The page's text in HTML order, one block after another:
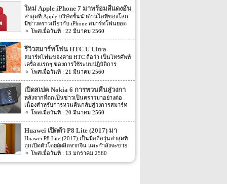
นี้เราจะมารีวิวให้ท่านได้รู้จักกับ Nubia M2
ที่มีจุดขายตรงกล้องหน้าที่มาเป็นคู่ นอกจาก
กล้องหน้าที่มาเป็นคู่แล้วยังมีส่วนอื่นๆ ที่น่า
สนใจอีก Nubia M2 ใช้กล้องหน้าแบบคู่ที่มี
ความละเอียดสูงถึง 13MP มีรูรับแสง f 2.2
กล้องหน้าสำหรับการเซลฟี่มีความละเอียด
16MP พร้อมกับรูรับแสง f/2.0 กล้องหน้า
สามารถจับภาพได้กว้างถึง 80 องศา นั้นจะ
ทำให้การถ่ายรูปเซลฟี่ได้กว้างมากยิ่งขึ้น
หน้าจอเป็นแบบ AMOLED มีความละเอียดสูง
ถึง 1080p ขนาด 5.5 นิ้ว ระบบประมวลผล
การทำงานจะเป็นชิปเซ็ต Snapdragon 625
เป็นชิปประมวลผลของ Qualcomm ใช้ RAM
4GB หน่วยความจำมีให้เลือกอยู่ 2 ขนาด คือ
[…]
ใหม่ Apple iPhone 7 มาพร้อมสีแดงอัน
ร้อนแรง
ล่าสุดที่ Apple บริษัทชั้นนำด้านไอทีของโลก
มีข่าวคราวเกี่ยวกับ iPhone สมาร์ทโฟนยอด
ฮิตในประเทศไทยและทั่วโลก และในช่วงที่
อาจจะพลาดโอกาสได้สัมผัสเทคโนโลยีอัน
ทันสมัยในคราวนั้น แต่ก็ถือว่า เป็นความโชค
ดีที่คุณกำลังจะได้สัมผัสกับ iPhone 7 ที่มา
พร้อมการออกแบบสีของบอดี้ด้วยสีแดงอัน
ร้อนแรง เร้าใจแบบสุดๆ ทำให้สาวกของ
Apple กระเป๋าสั่นกันเลยทีเดียว การออกแบบ
iPhone 7 สีแดง ได้แรงบันดาลใจมาจากการ
กุศลของ iGadget ซึ่งปกติแล้ว การปรับแต่ง
Apple จะให้บริษัทข้างนอกช่วยในการปรับ
แต่งให้ แต่บอดี้นี้สีนี้ Apple ลงแรงปรับแต่งเอง
สีแดงอันร้อนแรง Apple จะจับความร้อนแรง
ลงไปใน iPhone 7 และ iPhone 7 Plus ทาง
บริษัท Apple ได้กำหนดวันจำหน่ายในวันศุกร์
ที่ 24 มีนาคม 2560 ที่จะถึงนี้ เวลาในการเปิด
ขายเป็นเวลาช่วงเช้าประมาณ 8.01 น. (เป็น
เวลาในฝั่งประเทศแถบแปซิฟิก) การเปิดตัว
22 มีนาคม 2560
รีวิวสมาร์ทโฟน HTC U Ultra
สมาร์ทโฟนของค่าย HTC ถือว่า เป็นโทรศัพท์
เครื่องแรกๆ ของการใช้ระบบปฏิบัติการ
Android หลายคนน่าจะจำได้ ในช่วงนั้นมี
Bird ที่ฮิตกันทั่วบ้านทั่วเมือง สมาร์ทโฟนหนึ่ง
ในที่สามารถเล่นเกมส์ Angry Bird นี้ได้ ก็คือ
สมาร์ทโฟนจากค่าย HTC หลังจากนั้น HTC
ก็ได้มีการพัฒนาสมาร์ทโฟนขึ้นมาอีก
มากมาย ล่าสุดได้เตรียมปล่อยรุ่นใหม่ อย่าง
HTC U Ultra HTC U Ultra มาพร้อมกับหน้า
จอ Super LCD5 มีขนาด 5.7 นิ้ว หน้าจอเป็น
แบบ Gorilla Glass 5 ซึ่งเป็นหน้าจอใหม่ที่
สามารถป้องกันรอยขีดข่วนได้ ความละเอียด
ของภาพสูงถึง 1,040 X 2,560 พิกเซล
(513ppi) ใช้ชิปประมวลผล Snapdragon 820
ที่มีความเร็วให้เลือกถึง 2 แบบ คือ 2.15GHz
21 มีนาคม 2560
เปิดสเปค Nokia 6 การหวนคืนสู่วงกา
รสมาร์ทโฟน
หลังจากที่ตกเป็นข่าวเป็นคราวมาอย่างต่อ
เนื่องสำหรับการหวนคืนกลับสู่วงการสมาร์ท
โฟน อย่างสมาร์ทโฟนในแบรนด์ Nokia ครั้ง
เอาสมาร์ทโฟนรุ่นนี้ไปทดสอบในห้องปฏิบัติ
การ Nokia 6 เปิดตัวรุ่นแรกภายใต้ชื่อรุ่น TA-
1000 ซึ่งจะมีความน่าสนใจทั้งในเรื่องของ
ซอฟต์แวร์และวัสดุอุปกรณ์ที่นำมาผลิตต่างๆ
Nokia 6 ไม่ได้เป็นสมาร์ทโฟนระดับสูง แต่จะ
เป็นสมาร์ทโฟนราคากลางๆ ที่เตรียมตัวจะมา
20 มีนาคม 2560
Huawei เปิดตัว P8 Lite (2017) มา
พร้อมหน้าจอ 1080p ชิพเซ็ท Kirin
655
Huawei P8 Lite (2017) เป็นมือถือรุ่นล่าสุดที่
ถูกเปิดตัวโดยผู้ผลิตจากจีน และกำลังจะขาย
ในตลาดยุโรปบางประเทศในเร็วๆ นี้ แต่การ
13 มกราคม 2560